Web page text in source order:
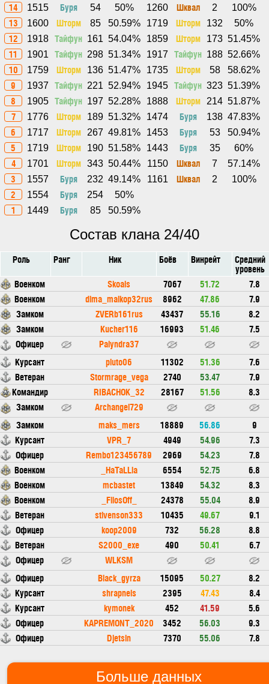
14 1515 Буря 54 50% 1260 Шквал 2 100%
13 1600 Шторм 85 50.59% 1719 Шторм 132 50%
12 1918 Тайфун 161 54.04% 1859 Шторм 173 51.45%
11 1901 Тайфун 298 51.34% 1917 Тайфун 188 52.66%
10 1759 Шторм 136 51.47% 1735 Шторм 58 58.62%
9 1937 Тайфун 221 52.94% 1945 Тайфун 323 51.39%
8 1905 Тайфун 197 52.28% 1888 Шторм 214 51.87%
7 1776 Шторм 189 51.32% 1474 Буря 138 47.83%
6 1717 Шторм 267 49.81% 1453 Буря 53 50.94%
5 1719 Шторм 190 51.58% 1443 Буря 35 60%
4 1701 Шторм 343 50.44% 1150 Шквал 7 57.14%
3 1557 Буря 232 49.14% 1161 Шквал 2 100%
2 1554 Буря 254 50%
1 1449 Буря 85 50.59%
Состав клана 24/40
Роль Ранг Ник Боёв Винрейт Средний
уровень
Военком
Skoals 7067 51.72
7.8
Военком
dima_maikop32rus 8962 47.86
7.9
Замком
ZVERb161rus 43437 55.16
8.2
Замком
Kucher116 16993 51.46
7.5
Офицер
Palyndra37
Курсант
pluto06 11302 51.36
7.6
Ветеран
Stormrage_vega 2740 53.47
7.9
Командир
RIBACHOK_32 28167 51.56
8.3
Замком
Archangel729
Замком
maks_mers 18889 56.86
9
Курсант
VPR_7 4949 54.96
7.3
Офицер
Rembo123456789 2969 54.23
7.8
Военком
_HaTaLLla 6554 52.75
6.8
Военком
mcbastet 13849 54.32
8.3
Военком
_FilosOff_ 24378 55.04
8.9
Ветеран
stivenson333 10435 49.67
9.1
Офицер
koop2009 732 56.28
8.8
Ветеран
S2000_exe 490 50.41
6.7
Офицер
WLKSM
Офицер
Black_gyrza 15095 50.27
8.2
Курсант
shrapnels 2395 47.43
8.4
Курсант
kymonek 452 41.59
5.6
Офицер
KAPREMONT_2020 3452 56.03
9.3
Офицер
Djetsin 7370 55.06 7.8
Больше данных